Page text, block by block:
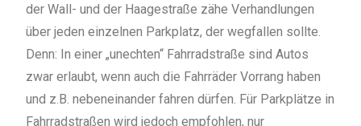
der Wall- und der Haagestraße zähe Verhandlungen
über jeden einzelnen Parkplatz, der wegfallen sollte.
Denn: In einer „unechten“ Fahrradstraße sind Autos
zwar erlaubt, wenn auch die Fahrräder Vorrang haben
und z.B. nebeneinander fahren dürfen. Für Parkplätze in
Fahrradstraßen wird jedoch empfohlen, nur